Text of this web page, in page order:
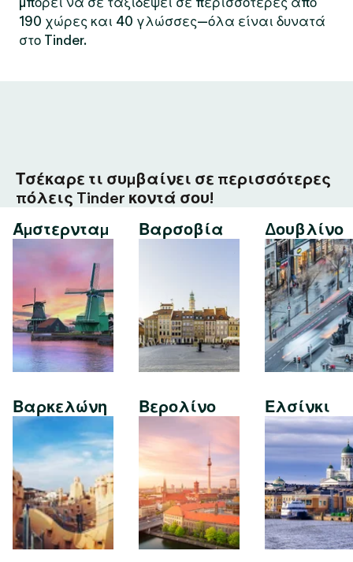
190 χώρες και 40 γλώσσες—όλα είναι δυνατά
στο Tinder.
Τσέκαρε τι συμβαίνει σε περισσότερες
πόλεις Tinder κοντά σου!
Άμστερνταμ
Βαρκελώνη
Βαρσοβία
Βερολίνο
Δουβλίνο
Ελσίνκι